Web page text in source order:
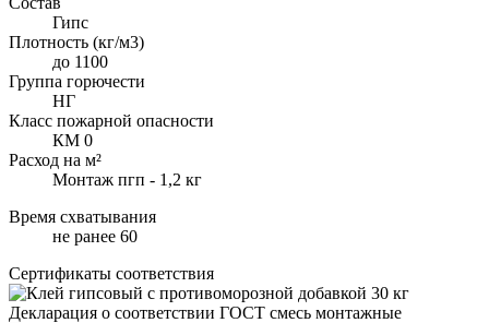
Гипс
Плотность (кг/м3)
до 1100
Группа горючести
НГ
Класс пожарной опасности
КМ 0
Расход на м²
Монтаж пгп - 1,2 кг
Время схватывания
не ранее 60
Сертификаты соответствия
Декларация о соответствии ГОСТ смесь монтажные